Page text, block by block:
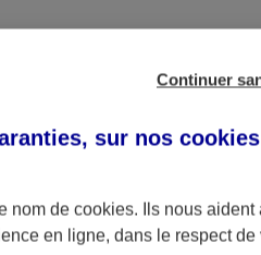
Continuer
sur nos
nom de cookies. Ils nous aident
en ligne, dans le respect de